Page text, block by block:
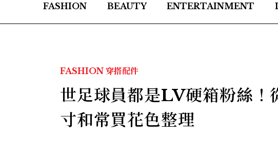
FASHION BEAUTY ENTERTAINMENT
FASHION 穿搭配件
世足球員都是LV硬箱粉絲！
寸和常買花色整理